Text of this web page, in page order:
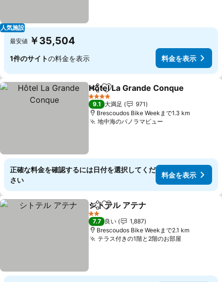
人気施設
最安値 ￥35,504
1件のサイトの料金を表示 料金を表示
シェアお気に入りに追加
Hôtel La Grande Conque
4 ホテルのランク
9.1 大満足
971
Brescoudos Bike Weekまで1.3 km
地中海のパノラマビュー
正確な料金を確認するには日付を選択してくだ
さい
料金を表示
シェアお気に入りに追加
シトテル アテナ
2 ホテルのランク
7.7 良い
1,887
Brescoudos Bike Weekまで2.1 km
テラス付きの1階と2階のお部屋